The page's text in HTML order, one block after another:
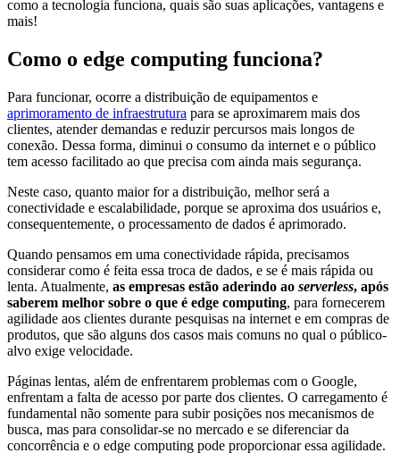
como a tecnologia funciona, quais são suas aplicações, vantagens e
mais!
Como o edge computing funciona?
Para funcionar, ocorre a distribuição de equipamentos e
aprimoramento de infraestrutura para se aproximarem mais dos
clientes, atender demandas e reduzir percursos mais longos de
conexão. Dessa forma, diminui o consumo da internet e o público
tem acesso facilitado ao que precisa com ainda mais segurança.
Neste caso, quanto maior for a distribuição, melhor será a
conectividade e escalabilidade, porque se aproxima dos usuários e,
consequentemente, o processamento de dados é aprimorado.
Quando pensamos em uma conectividade rápida, precisamos
considerar como é feita essa troca de dados, e se é mais rápida ou
lenta. Atualmente, as empresas estão aderindo ao serverless, após
saberem melhor sobre o que é edge computing, para fornecerem
agilidade aos clientes durante pesquisas na internet e em compras de
produtos, que são alguns dos casos mais comuns no qual o público-
alvo exige velocidade.
Páginas lentas, além de enfrentarem problemas com o Google,
enfrentam a falta de acesso por parte dos clientes. O carregamento é
fundamental não somente para subir posições nos mecanismos de
busca, mas para consolidar-se no mercado e se diferenciar da
concorrência e o edge computing pode proporcionar essa agilidade.